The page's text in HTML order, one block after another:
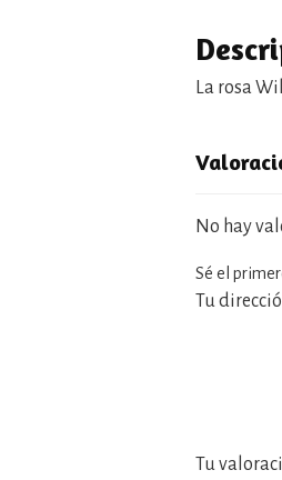
La rosa
No hay
Sé el
Tu
Tu